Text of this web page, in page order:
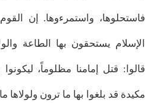
فاستحلوها، واستمرءوها. إن
الإسلام يستحقون بها الطاعة
قالوا: قتل إمامنا مظلوماً،
مكيدة قد بلغوا بها ما ترون